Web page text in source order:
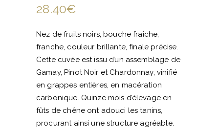
28.40€
Nez de fruits noirs, bouche fraîche,
franche, couleur brillante, finale précise.
Cette cuvée est issu d’un assemblage de
Gamay, Pinot Noir et Chardonnay, vinifié
en grappes entières, en macération
carbonique. Quinze mois d’élevage en
fûts de chêne ont adouci les tanins,
procurant ainsi une structure agréable.